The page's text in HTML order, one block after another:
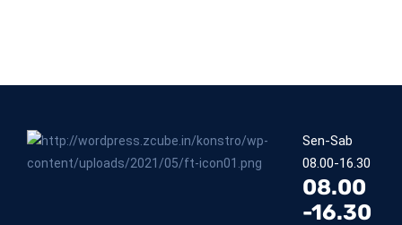
Sen-Sab
08.00-16.30
08.00
-16.30